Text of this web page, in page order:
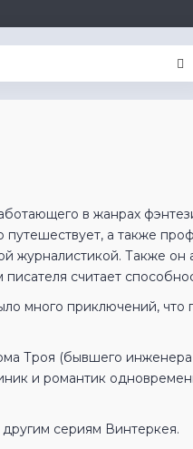
в жанрах
а также
журналистикой. Также он
считает
много приключений, что
Троя (бывшего
и романтик
сериям Винтеркея.